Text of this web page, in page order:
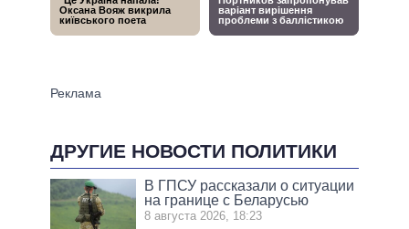
ДРУГИЕ НОВОСТИ ПОЛИТИКИ
В ГПСУ рассказали о ситуации
на границе с Беларусью
8 августа 2026, 18:23